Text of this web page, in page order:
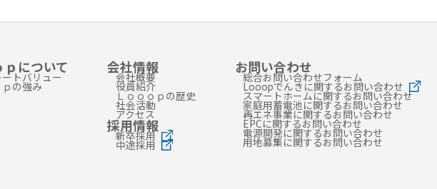
ｐについて
トバリュー
ｐの強み
会社情報
会社概要
役員紹介
Ｌｏｏｏｐの歴史
社会活動
アクセス
採用情報
新卒採用
中途採用
お問い合わせ
総合お問い合わせフォーム
Looopでんきに関するお問い合わせ
スマートホームに関するお問い合わせ
家庭用蓄電池に関するお問い合わせ
再エネ事業に関するお問い合わせ
EPCに関するお問い合わせ
電源開発に関するお問い合わせ
用地募集に関するお問い合わせ